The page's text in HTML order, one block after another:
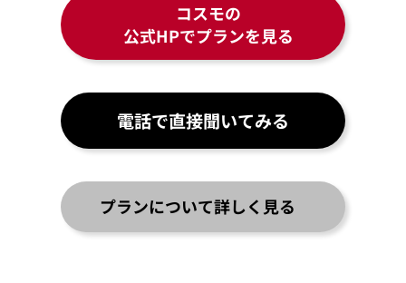
コスモの
公式HPでプランを見る
電話で直接聞いてみる
プランについて詳しく見る